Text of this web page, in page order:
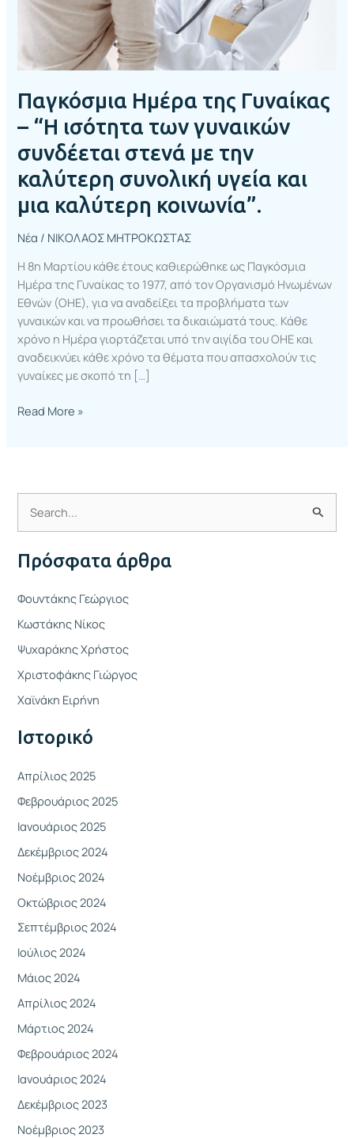
Παγκόσμια Ημέρα της Γυναίκας
– “Η ισότητα των γυναικών
συνδέεται στενά με την
καλύτερη συνολική υγεία και
μια καλύτερη κοινωνία”.
Νέα / ΝΙΚΟΛΑΟΣ ΜΗΤΡΟΚΩΣΤΑΣ
Η 8η Μαρτίου κάθε έτους καθιερώθηκε ως Παγκόσμια
Ημέρα της Γυναίκας το 1977, από τον Οργανισμό Ηνωμένων
Εθνών (ΟΗΕ), για να αναδείξει τα προβλήματα των
γυναικών και να προωθήσει τα δικαιώματά τους. Κάθε
χρόνο η Ημέρα γιορτάζεται υπό την αιγίδα του ΟΗΕ και
αναδεικνύει κάθε χρόνο τα θέματα που απασχολούν τις
γυναίκες με σκοπό τη […]
γυναικών
συνδέεται
στενά
με
καλύτερη
συνολική
υγεία
και
μια
κοινωνία”.
Read More »
ν
α
ή
τ
η
σ
η
ι
Πρόσφατα άρθρα
Φουντάκης Γεώργιος
Κωστάκης Νίκος
Ψυχαράκης Χρήστος
Χριστοφάκης Γιώργος
Χαϊνάκη Ειρήνη
Ιστορικό
Απρίλιος 2025
Φεβρουάριος 2025
Ιανουάριος 2025
Δεκέμβριος 2024
Νοέμβριος 2024
Οκτώβριος 2024
Σεπτέμβριος 2024
Ιούλιος 2024
Μάιος 2024
Απρίλιος 2024
Μάρτιος 2024
Φεβρουάριος 2024
Ιανουάριος 2024
Δεκέμβριος 2023
Νοέμβριος 2023